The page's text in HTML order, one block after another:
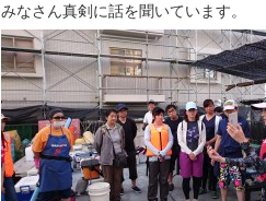
みなさん真剣に話を聞いています。